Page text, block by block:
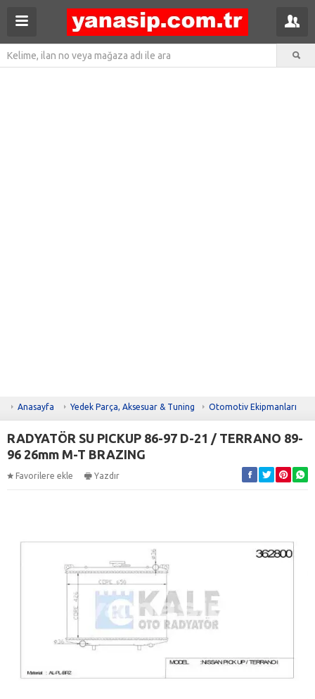
Anasayfa Yedek Parça, Aksesuar & Tuning Otomotiv Ekipmanları
RADYATÖR SU PICKUP 86-97 D-21 / TERRANO 89-
96 26mm M-T BRAZING
Favorilere ekle Yazdır